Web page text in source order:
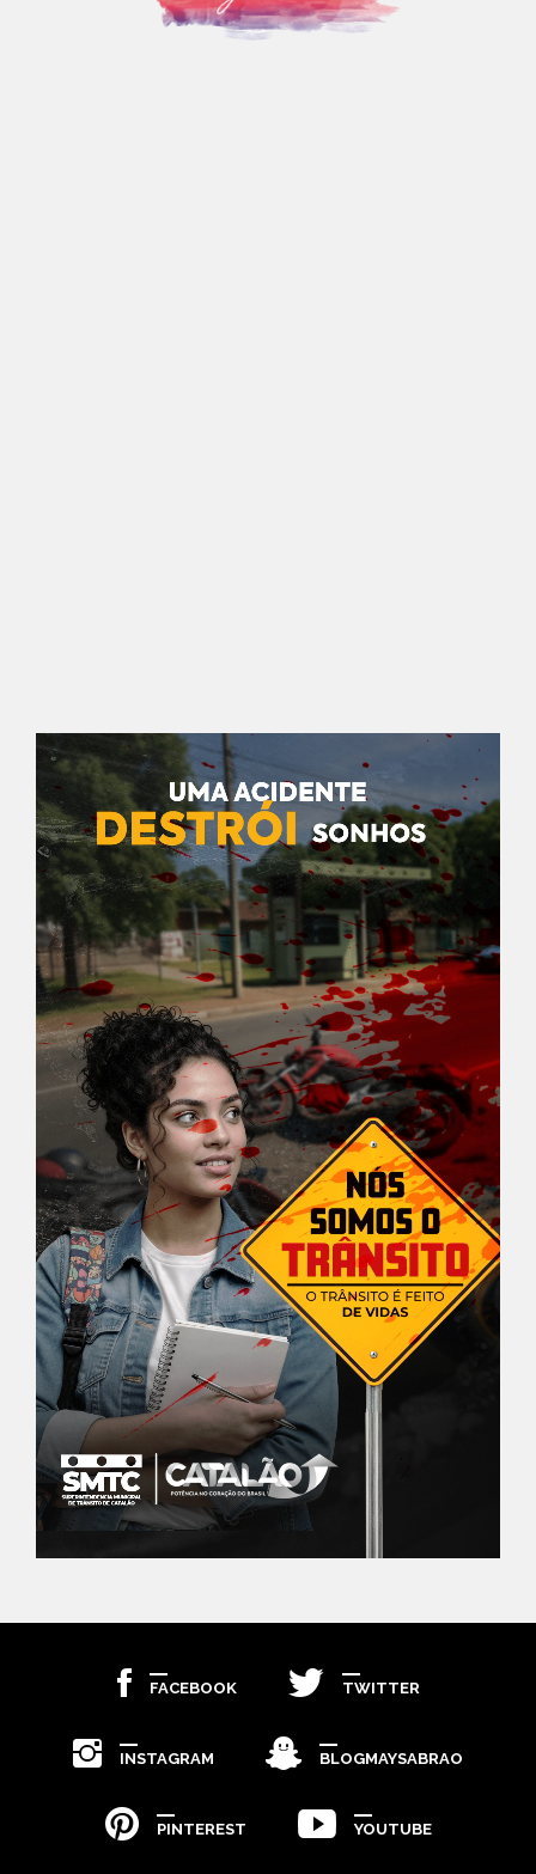
FACEBOOK TWITTER
INSTAGRAM BLOGMAYSABRAO
PINTEREST YOUTUBE